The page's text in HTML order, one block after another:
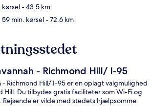
kørsel- 43.5 km
59 min. kørsel- 72.6 km
- Richmond Hill/ I-95
- Richmond Hill/ I-95 er en oplagt valgmulighed
Hill. Du tilbydes gratis faciliteter som Wi-Fi og
er vilde med stedets hjælpsomme